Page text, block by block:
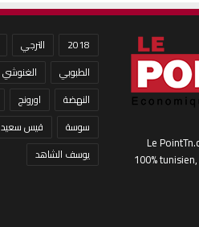
Le
100%
2018 الترجي
الطبوبي
الغنوشي
النهضة
اورونج
سوسة
قيس سعيد
يوسف الشاهد